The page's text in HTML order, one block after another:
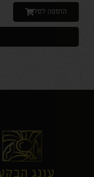
הוספה לסל